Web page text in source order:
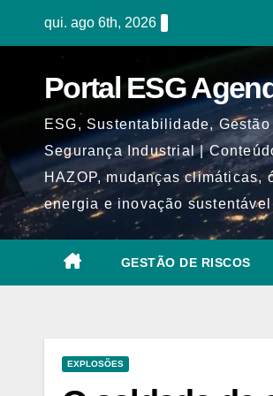
qui. ago 6th, 2026
Portal ESG
ESG, Sustentabilidade,
Segurança Industrial |
HAZOP, mudanças climáticas,
energia e inovação sustentável
GESTÃO DE RISCOS
EXPLOSÕES